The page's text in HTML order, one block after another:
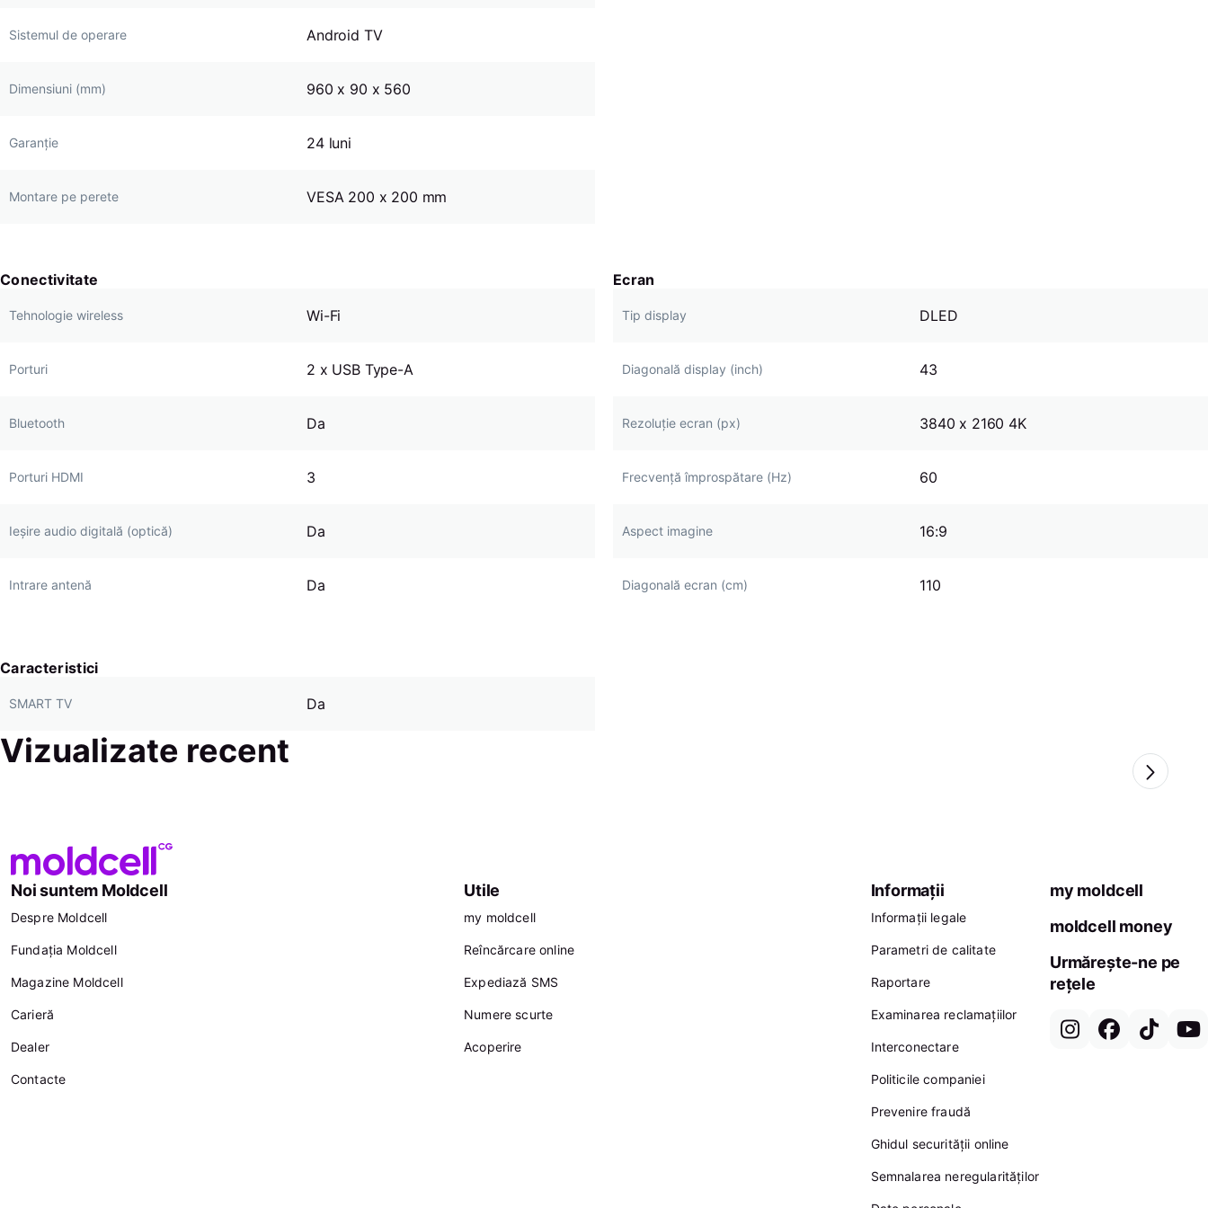
Sistemul de operare Android TV
Dimensiuni (mm) 960 x 90 x 560
Garanție 24 luni
Montare pe perete VESA 200 x 200 mm
Conectivitate
Tehnologie wireless Wi-Fi
Porturi 2 x USB Type-A
Bluetooth Da
Porturi HDMI 3
Ieșire audio digitală (optică) Da
Intrare antenă Da
Ecran
Tip display DLED
Diagonală display (inch) 43
Rezoluție ecran (px) 3840 x 2160 4K
Frecvență împrospătare (Hz) 60
Aspect imagine 16:9
Diagonală ecran (cm) 110
Caracteristici
SMART TV Da
Vizualizate recent
Noi suntem Moldcell
Despre Moldcell
Fundația Moldcell
Magazine Moldcell
Carieră
Dealer
Contacte
Utile
my moldcell
Reîncărcare online
Expediază SMS
Numere scurte
Acoperire
Informații
Informații legale
Parametri de calitate
Raportare
Examinarea reclamațiilor
Interconectare
Politicile companiei
Prevenire fraudă
Ghidul securității online
Semnalarea neregularităților
my moldcell
moldcell money
Urmărește-ne pe
rețele